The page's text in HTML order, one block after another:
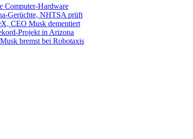
Computer-Hardware
Gerüchte, NHTSA prüft
CEO Musk dementiert
Projekt in Arizona
bremst bei Robotaxis